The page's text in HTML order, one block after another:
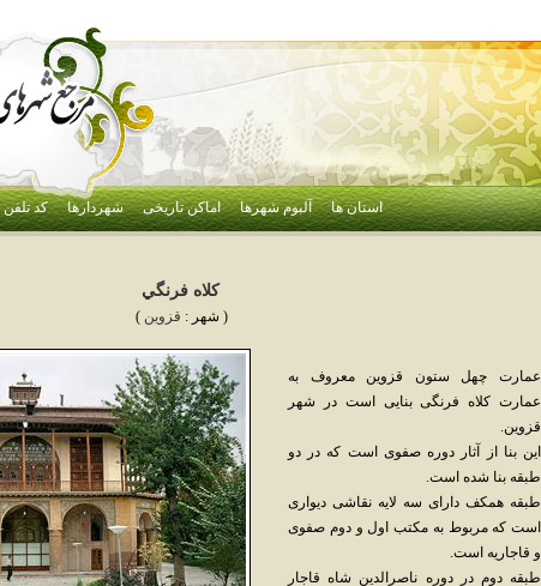
استان ها آلبوم شهرها اماکن تاریخی شهردارها کد
كلاه فرنگي
( شهر : قزوين )
عمارت چهل ستون قزوین معروف به
عمارت کلاه فرنگی بنایی است در شهر
قزوین.
این بنا از آثار دوره صفوی است که در دو
طبقه بنا شده است.
طبقه همکف دارای سه لایه نقاشی دیواری
است که مربوط به مکتب اول و دوم صفوی
و قاجاریه است.
طبقه دوم در دوره ناصرالدین شاه قاجار